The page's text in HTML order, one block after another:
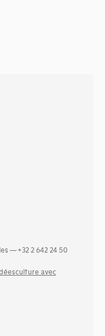
— +32 2 642 24 50
avec